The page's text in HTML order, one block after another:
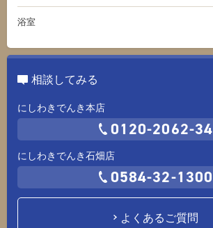
浴室
相談してみる
にしわきでんき本店
0120-2062-34
にしわきでんき石畑店
0584-32-1300
よくあるご質問